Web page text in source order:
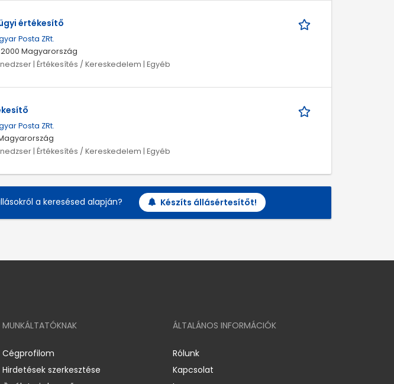
értékesítő
Posta ZRt.
Magyarország
| Értékesítés / Kereskedelem | Egyéb
Posta ZRt.
| Értékesítés / Kereskedelem | Egyéb
a keresésed alapján? Készíts állásértesítőt!
MUNKÁLTATÓKNAK
Cégprofilom
Hirdetések szerkesztése
ÁLTALÁNOS INFORMÁCIÓK
Rólunk
Kapcsolat